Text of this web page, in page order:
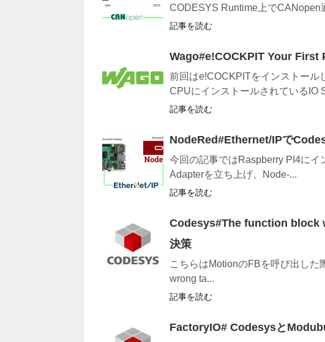
CODESYS Runtime上でCANopen
記事を読む
Wago#e!COCKPIT Your First
前回はe!COCKPITをインストー
CPUにインストールされているIO
記事を読む
NodeRed#Ethernet/IPで
今回の記事ではRaspberry PI4に
Adapterを立ち上げ、Node-...
記事を読む
Codesys#The function block
決策
こちらはMotionのFBを呼び出した
wrong ta...
記事を読む
FactoryIO# Codesysと